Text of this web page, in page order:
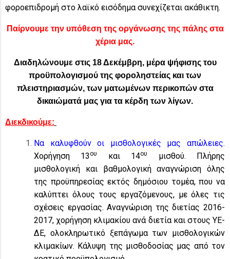
φοροεπιδρομή στο λαϊκό εισόδημα συνεχίζεται ακάθικτη.
Παίρνουμε την υπόθεση της οργάνωσης της πάλης στα
χέρια μας.
Διαδηλώνουμε στις 18 Δεκέμβρη, μέρα ψήφισης του
προϋπολογισμού της φοροληστείας και των
πλειστηριασμών, των ματωμένων περικοπών στα
δικαιώματά μας για τα κέρδη των λίγων.
Διεκδικούμε:
Να καλυφθούν οι μισθολογικές μας απώλειες.
Χορήγηση 13ου και 14ου
μισθού. Πλήρης
μισθολογική και βαθμολογική αναγνώριση όλης
της προϋπηρεσίας εκτός δημόσιου τομέα, που να
καλύπτει όλους τους εργαζόμενους, με όλες τις
σχέσεις εργασίας. Αναγνώριση της διετίας 2016-
2017, χορήγηση κλιμακίου ανά διετία και στους ΥΕ-
ΔΕ, ολοκληρωτικό ξεπάγωμα των μισθολογικών
κλιμακίων. Κάλυψη της μισθοδοσίας μας από τον